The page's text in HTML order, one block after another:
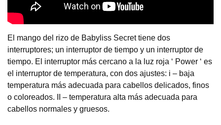
El mango del rizo de Babyliss Secret tiene dos
interruptores; un interruptor de tiempo y un interruptor de
tiempo. El interruptor más cercano a la luz roja ‘ Power ‘ es
el interruptor de temperatura, con dos ajustes: i – baja
temperatura más adecuada para cabellos delicados, finos
o coloreados. II – temperatura alta más adecuada para
cabellos normales y gruesos.